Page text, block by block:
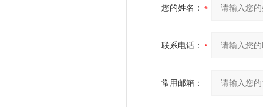
您的姓名：
联系电话：
常用邮箱：